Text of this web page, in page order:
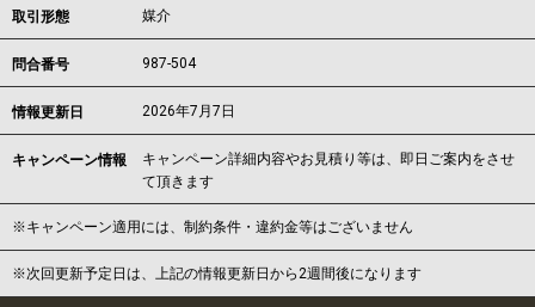
取引形態 媒介
問合番号 987-504
情報更新日 2026年7月7日
キャンペーン情報
キャンペーン詳細内容やお見積り等は、即日ご案内をさせ
て頂きます
※キャンペーン適用には、制約条件・違約金等はございません
※次回更新予定日は、上記の情報更新日から2週間後になります